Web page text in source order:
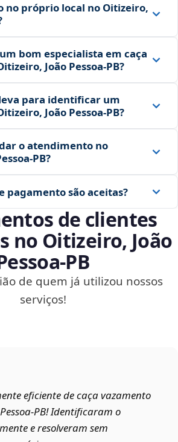
no próprio local no Oitizeiro,
bom especialista em caça
João Pessoa‑PB?
para identificar um
João Pessoa‑PB?
o atendimento no
pagamento são aceitas?
de clientes
no Oitizeiro, João
de quem já utilizou nossos
serviços!
eficiente de caça vazamento
Identificaram o
e resolveram sem